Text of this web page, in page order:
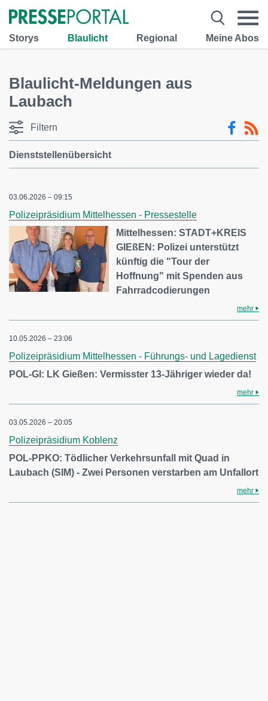
Storys Blaulicht Regional Meine Abos
Blaulicht-Meldungen aus
Laubach
Filtern
Dienststellenübersicht
03.06.2026 – 09:15
Polizeipräsidium Mittelhessen - Pressestelle
Mittelhessen: STADT+KREIS
GIEßEN: Polizei unterstützt
künftig die "Tour der
Hoffnung" mit Spenden aus
Fahrradcodierungen
mehr
10.05.2026 – 23:06
Polizeipräsidium Mittelhessen - Führungs- und Lagedienst
POL-GI: LK Gießen: Vermisster 13-Jähriger wieder da!
mehr
03.05.2026 – 20:05
Polizeipräsidium Koblenz
POL-PPKO: Tödlicher Verkehrsunfall mit Quad in
Laubach (SIM) - Zwei Personen verstarben am Unfallort
mehr